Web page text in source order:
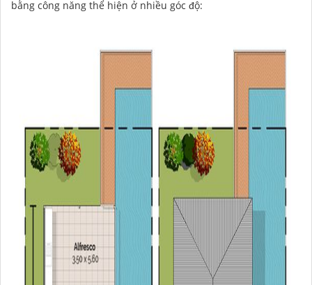
bằng công năng thể hiện ở nhiều góc độ: